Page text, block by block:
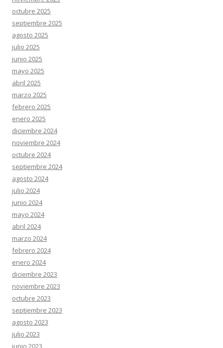
octubre 2025
septiembre 2025
agosto 2025
julio 2025
junio 2025
mayo 2025
abril 2025
marzo 2025
febrero 2025
enero 2025
diciembre 2024
noviembre 2024
octubre 2024
septiembre 2024
agosto 2024
julio 2024
junio 2024
mayo 2024
abril 2024
marzo 2024
febrero 2024
enero 2024
diciembre 2023
noviembre 2023
octubre 2023
septiembre 2023
agosto 2023
julio 2023
junio 2023